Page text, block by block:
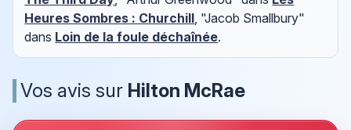
Heures Sombres : Churchill, "Jacob Smallbury"
dans Loin de la foule déchaînée.
Vos avis sur Hilton McRae